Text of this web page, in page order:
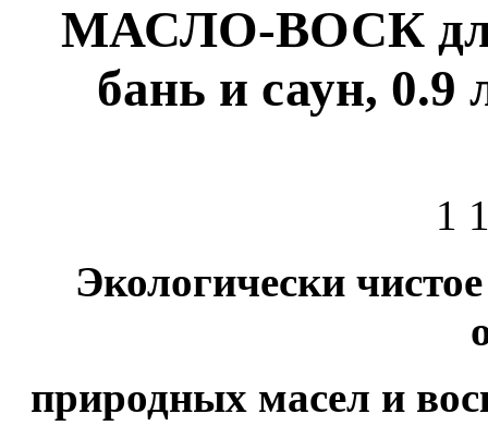
МАСЛО-ВОСК
бань и саун,
1
Экологически
природных масел и